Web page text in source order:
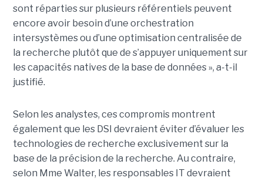
sont réparties sur plusieurs référentiels peuvent
encore avoir besoin d’une orchestration
intersystèmes ou d’une optimisation centralisée de
la recherche plutôt que de s’appuyer uniquement sur
les capacités natives de la base de données », a-t-il
justifié.
Selon les analystes, ces compromis montrent
également que les DSI devraient éviter d’évaluer les
technologies de recherche exclusivement sur la
base de la précision de la recherche. Au contraire,
selon Mme Walter, les responsables IT devraient